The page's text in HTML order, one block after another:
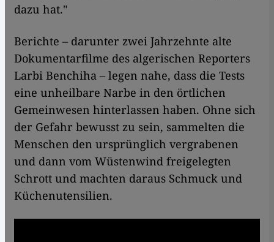
dazu hat."
Berichte – darunter zwei Jahrzehnte alte
Dokumentarfilme des algerischen Reporters
Larbi Benchiha – legen nahe, dass die Tests
eine unheilbare Narbe in den örtlichen
Gemeinwesen hinterlassen haben. Ohne sich
der Gefahr bewusst zu sein, sammelten die
Menschen den ursprünglich vergrabenen
und dann vom Wüstenwind freigelegten
Schrott und machten daraus Schmuck und
Küchenutensilien.